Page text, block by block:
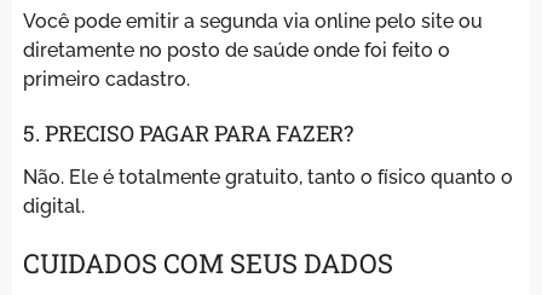
Você pode emitir a segunda via online pelo site ou
diretamente no posto de saúde onde foi feito o
primeiro cadastro.
5. PRECISO PAGAR PARA FAZER?
Não. Ele é totalmente gratuito, tanto o físico quanto o
digital.
CUIDADOS COM SEUS DADOS